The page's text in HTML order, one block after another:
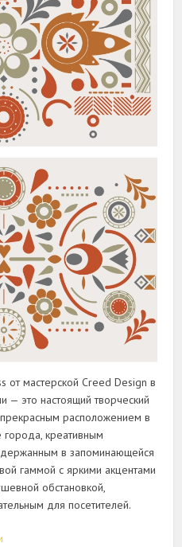
от мастерской Creed Design в
— это настоящий творческий
расположением в
креативным
в запоминающейся
гаммой с яркими акцентами
обстановкой,
для посетителей.